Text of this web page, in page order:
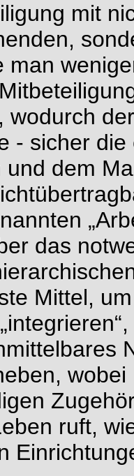
mit
man
wodurch
- sicher
dem
das
Mittel,
ruft,